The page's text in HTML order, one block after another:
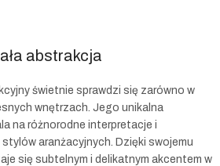
abstrakcja
świetnie sprawdzi się zarówno w
wnętrzach. Jego unikalna
na różnorodne interpretacje i
aranżacyjnych. Dzięki swojemu
się subtelnym i delikatnym akcentem w